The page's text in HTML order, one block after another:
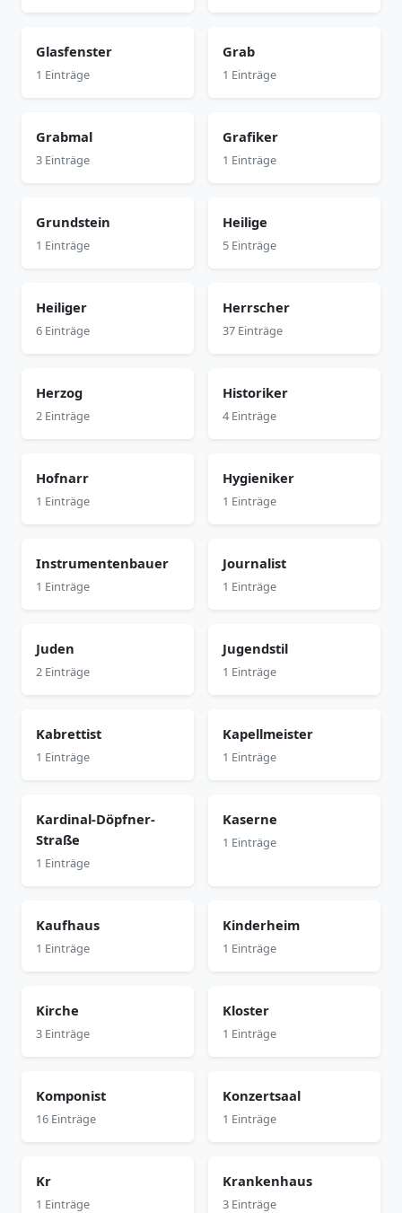
Glasfenster
1 Einträge
Grab
1 Einträge
Grabmal
3 Einträge
Grafiker
1 Einträge
Grundstein
1 Einträge
Heilige
5 Einträge
Heiliger
6 Einträge
Herrscher
37 Einträge
Herzog
2 Einträge
Historiker
4 Einträge
Hofnarr
1 Einträge
Hygieniker
1 Einträge
Instrumentenbauer
1 Einträge
Journalist
1 Einträge
Juden
2 Einträge
Jugendstil
1 Einträge
Kabrettist
1 Einträge
Kapellmeister
1 Einträge
Kardinal-Döpfner-
Straße
1 Einträge
Kaserne
1 Einträge
Kaufhaus
1 Einträge
Kinderheim
1 Einträge
Kirche
3 Einträge
Kloster
1 Einträge
Komponist
16 Einträge
Konzertsaal
1 Einträge
Kr
1 Einträge
Krankenhaus
3 Einträge